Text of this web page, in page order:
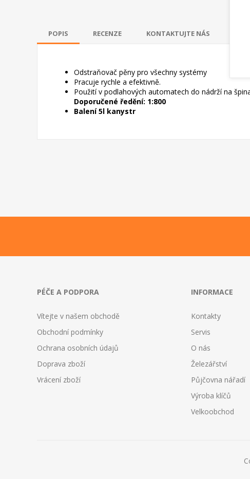
POPIS RECENZE KONTAKTUJTE NÁS
Odstraňovač pěny pro všechny systémy
Pracuje rychle a efektivně.
Použití v podlahových automatech do nádrží na
Doporučené ředění: 1:800
Balení 5l kanystr
PÉČE A PODPORA
Vítejte v našem obchodě
Obchodní podmínky
Ochrana osobních údajů
Doprava zboží
Vrácení zboží
INFORMACE
Kontakty
Servis
O nás
Železářství
Půjčovna nářadí
Výroba klíčů
Velkoobchod